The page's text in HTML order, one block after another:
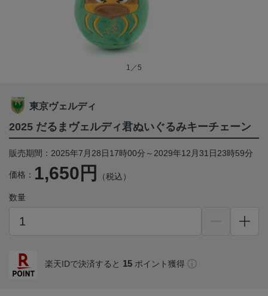
1／5
東京ヴェルディ
2025 だるまヴェルディ君ぬいぐるみキーチェーン
販売期間：2025年7月28日17時00分～2029年12月31日23時59分
価格： 1,650円 （税込）
数量
楽天IDで決済すると 15 ポイント獲得